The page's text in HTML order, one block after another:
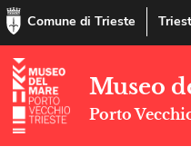
Comune di Trieste
Museo
Porto